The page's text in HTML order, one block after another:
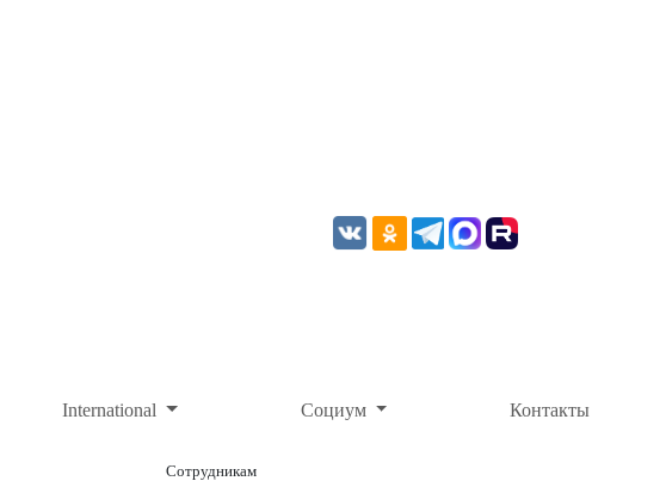
International Социум Контакты
Сотрудникам